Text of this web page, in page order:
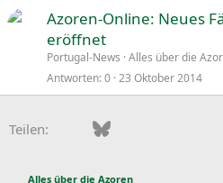
Azoren-Online: Neues
eröffnet
Portugal-News Alles über die
Antworten 0 23 Oktober 2014
Teilen: FacebookBluesky
Alles über die Azoren